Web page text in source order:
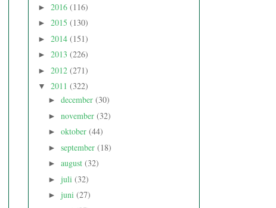
► 2016 (116)
► 2015 (130)
► 2014 (151)
► 2013 (226)
► 2012 (271)
▼ 2011 (322)
► december (30)
► november (32)
► oktober (44)
► september (18)
► august (32)
► juli (32)
► juni (27)